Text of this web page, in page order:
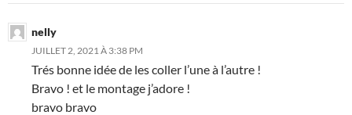
nelly
JUILLET 2, 2021 À 3:38 PM
Trés bonne idée de les coller l’une à l’autre !
Bravo ! et le montage j’adore !
bravo bravo